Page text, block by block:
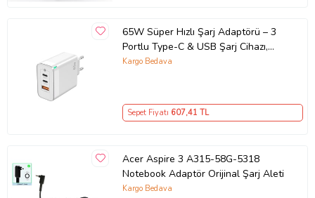
65W Süper Hızlı Şarj Adaptörü – 3
Portlu Type-C & USB Şarj Cihazı,
GaN Teknolojili 65W Hızlı Şarj Cihazı
Adaptörü – Type-C ve USB Çıkışlı,
Evrensel 65W Duvar Tipi Şarj
Kargo Bedava
Sepet Fiyatı 607,41 TL
Acer Aspire 3 A315-58G-5318
Notebook Adaptör Orijinal Şarj Aleti
Kargo Bedava